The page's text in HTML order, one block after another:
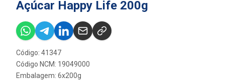
Açúcar Happy Life 200g
Código: 41347
Código NCM: 19049000
Embalagem: 6x200g